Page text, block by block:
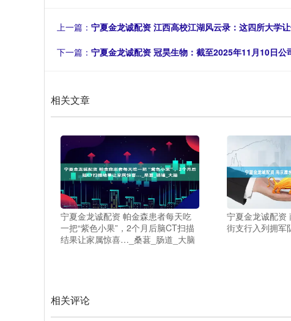
上一篇： 宁夏金龙诚配资 江西高校江湖风云录：这四所大学
下一篇： 宁夏金龙诚配资 冠昊生物：截至2025年11月10日公
相关文章
宁夏金龙诚配资 帕金森患者每天吃
一把“紫色小果”，2个月后脑CT扫描
结果让家属惊喜…_桑葚_肠道_大脑
宁夏金龙诚配资
街支行入列拥军
相关评论